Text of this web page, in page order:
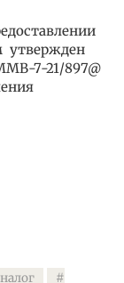
утвержден
7-21/897@
налог